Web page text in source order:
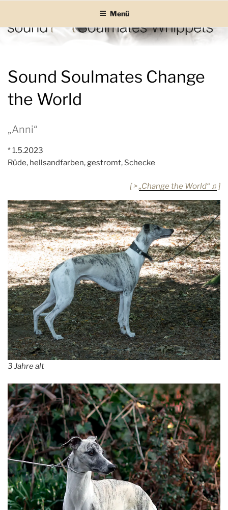
springen
SOUND SOULMATES
sound Soulmates – Whippets fürs Leben! Bilder, Geschichten und
Menü
Sound Soulmates Change
the World
„Anni“
* 1.5.2023
Rüde, hellsandfarben, gestromt, Schecke
[ >„Change the World“ ♫ ]
3 Jahre alt